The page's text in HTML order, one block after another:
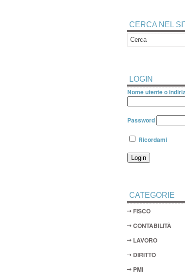
CERCA NEL
LOGIN
Nome utente o
Password
Ricordami
CATEGORIE
FISCO
CONTABILITÀ
LAVORO
DIRITTO
PMI